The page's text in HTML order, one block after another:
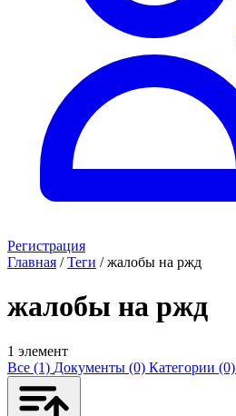
Регистрация
Главная / Теги / жалобы на ржд
жалобы на ржд
1 элемент
Все (1) Документы (0) Категории (0)